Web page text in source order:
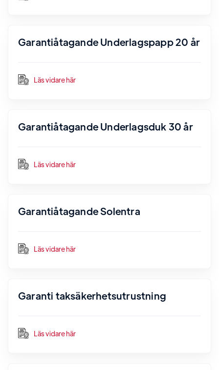
Garantiåtagande Underlagspapp 20 år
Läs vidare här
Garantiåtagande Underlagsduk 30 år
Läs vidare här
Garantiåtagande Solentra
Läs vidare här
Garanti taksäkerhetsutrustning
Läs vidare här